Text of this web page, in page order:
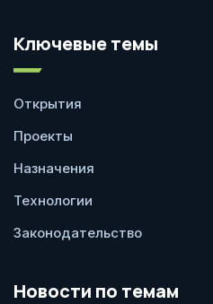
Ключевые темы
Открытия
Проекты
Назначения
Технологии
Законодательство
Новости по темам